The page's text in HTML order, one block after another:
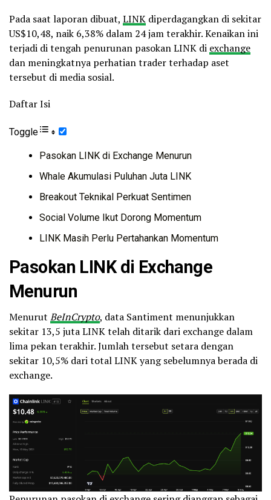
Pada saat laporan dibuat, LINK diperdagangkan di sekitar
US$10,48, naik 6,38% dalam 24 jam terakhir. Kenaikan ini
terjadi di tengah penurunan pasokan LINK di exchange
dan meningkatnya perhatian trader terhadap aset
tersebut di media sosial.
Daftar Isi
Toggle
Pasokan LINK di Exchange Menurun
Whale Akumulasi Puluhan Juta LINK
Breakout Teknikal Perkuat Sentimen
Social Volume Ikut Dorong Momentum
LINK Masih Perlu Pertahankan Momentum
Pasokan LINK di Exchange
Menurun
Menurut BeInCrypto, data Santiment menunjukkan
sekitar 13,5 juta LINK telah ditarik dari exchange dalam
lima pekan terakhir. Jumlah tersebut setara dengan
sekitar 10,5% dari total LINK yang sebelumnya berada di
exchange.